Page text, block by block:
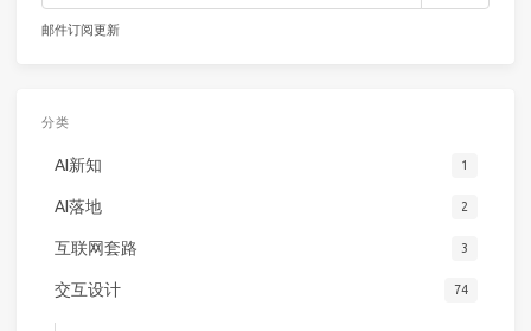
邮件订阅更新
分类
AI新知 1
AI落地 2
互联网套路 3
交互设计 74